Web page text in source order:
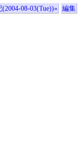
08-03(Tue))» 編集